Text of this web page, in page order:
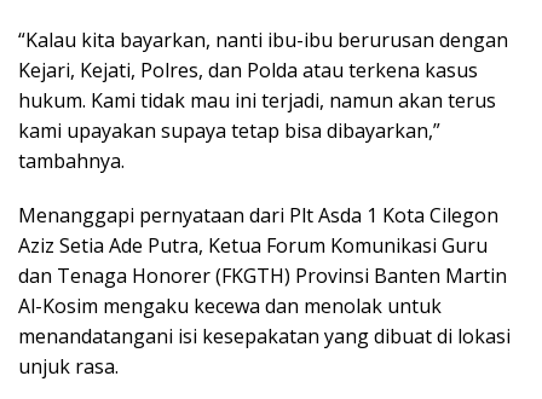
“Kalau kita bayarkan, nanti ibu-ibu berurusan dengan
Kejari, Kejati, Polres, dan Polda atau terkena kasus
hukum. Kami tidak mau ini terjadi, namun akan terus
kami upayakan supaya tetap bisa dibayarkan,”
tambahnya.
Menanggapi pernyataan dari Plt Asda 1 Kota Cilegon
Aziz Setia Ade Putra, Ketua Forum Komunikasi Guru
dan Tenaga Honorer (FKGTH) Provinsi Banten Martin
Al-Kosim mengaku kecewa dan menolak untuk
menandatangani isi kesepakatan yang dibuat di lokasi
unjuk rasa.